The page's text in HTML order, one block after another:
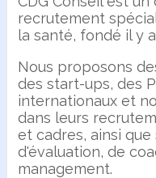
recrutement
la santé, fondé il y
Nous proposons
des start-ups, des
internationaux et
dans leurs
et cadres, ainsi
d'évaluation, de
management.